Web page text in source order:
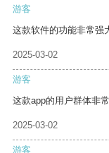
游客
这款软件的功能非常强
2025-03-02
游客
这款app的用户群体非
2025-03-02
游客